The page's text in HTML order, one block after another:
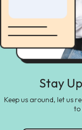
Stay
Keep us around, let us
to